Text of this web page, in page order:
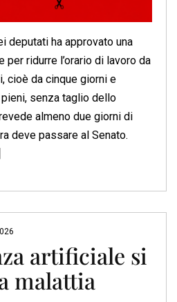
deputati ha approvato una
ridurre l’orario di lavoro da
cioè da cinque giorni e
senza taglio dello
almeno due giorni di
deve passare al Senato.
artificiale si
malattia